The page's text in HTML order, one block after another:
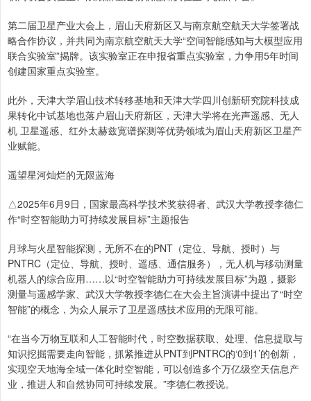
第二届卫星产业大会上，眉山天府新区又与南京航空航天大学签署战
略合作协议，并共同为南京航空航天大学“空间智能感知与大模型应用
联合实验室”揭牌。该实验室正在申报省重点实验室，力争用5年时间
创建国家重点实验室。
此外，天津大学眉山技术转移基地和天津大学四川创新研究院科技成
果转化中试基地也落户眉山天府新区，天津大学将在光声遥感、无人
机 卫星遥感、红外太赫兹宽谱探测等优势领域为眉山天府新区卫星产
业赋能。
遥望星河灿烂的无限蓝海
△2025年6月9日，国家最高科学技术奖获得者、武汉大学教授李德仁
作“时空智能助力可持续发展目标”主题报告
月球与火星智能探测，无所不在的PNT（定位、导航、授时）与
PNTRC（定位、导航、授时、遥感、通信服务），无人机与移动测量
机器人的综合应用……以“时空智能助力可持续发展目标”为题，摄影
测量与遥感学家、武汉大学教授李德仁在大会主旨演讲中提出了“时空
智能”的概念，为众人展示了卫星遥感技术应用的无限可能。
“在当今万物互联和人工智能时代，时空数据获取、处理、信息提取与
知识挖掘需要走向智能，抓紧推进从PNT到PNTRC的‘0到1’的创新，
实现空天地海全域一体化时空智能，可以创造多个万亿级空天信息产
业，推进人和自然协同可持续发展。”李德仁教授说。